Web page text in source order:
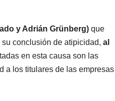
y Adrián Grünberg) que
su conclusión de atipicidad, al
en esta causa son las
a los titulares de las empresas
una
“Es